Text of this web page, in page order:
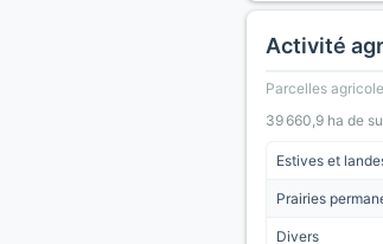
Activité
Parcelles
39 660,9 ha de
Estives et
Prairies
Divers